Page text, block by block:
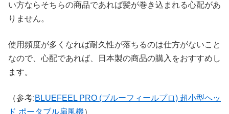
い方ならそちらの商品であれば髪が巻き込まれる心配があ
りません。
使用頻度が多くなれば耐久性が落ちるのは仕方がないこと
なので、心配であれば、日本製の商品の購入をおすすめし
ます。
（参考:BLUEFEEL PRO (ブルーフィールプロ) 超小型ヘッ
ド ポータブル扇風機）